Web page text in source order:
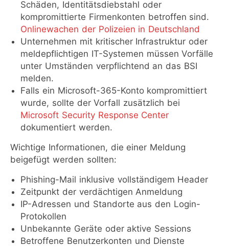
Schäden, Identitätsdiebstahl oder
kompromittierte Firmenkonten betroffen sind.
Onlinewachen der Polizeien in Deutschland
Unternehmen mit kritischer Infrastruktur oder
meldepflichtigen IT-Systemen müssen Vorfälle
unter Umständen verpflichtend an das BSI
melden.
Falls ein Microsoft-365-Konto kompromittiert
wurde, sollte der Vorfall zusätzlich bei
Microsoft Security Response Center
dokumentiert werden.
Wichtige Informationen, die einer Meldung
beigefügt werden sollten:
Phishing-Mail inklusive vollständigem Header
Zeitpunkt der verdächtigen Anmeldung
IP-Adressen und Standorte aus den Login-
Protokollen
Unbekannte Geräte oder aktive Sessions
Betroffene Benutzerkonten und Dienste